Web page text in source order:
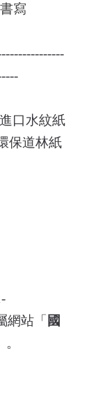
寫
口水紋紙
林紙
網站「 國
。